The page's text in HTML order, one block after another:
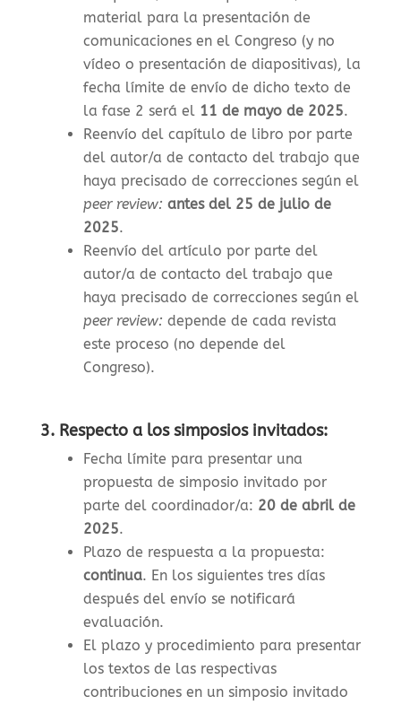
material para la presentación de
comunicaciones en el Congreso (y no
vídeo o presentación de diapositivas), la
fecha límite de envío de dicho texto de
la fase 2 será el 11 de mayo de 2025.
Reenvío del capítulo de libro por parte
del autor/a de contacto del trabajo que
haya precisado de correcciones según el
peer review: antes del 25 de julio de
2025.
Reenvío del artículo por parte del
autor/a de contacto del trabajo que
haya precisado de correcciones según el
peer review: depende de cada revista
este proceso (no depende del
Congreso).
3. Respecto a los simposios invitados:
Fecha límite para presentar una
propuesta de simposio invitado por
parte del coordinador/a: 20 de abril de
2025.
Plazo de respuesta a la propuesta:
continua. En los siguientes tres días
después del envío se notificará
evaluación.
El plazo y procedimiento para presentar
los textos de las respectivas
contribuciones en un simposio invitado